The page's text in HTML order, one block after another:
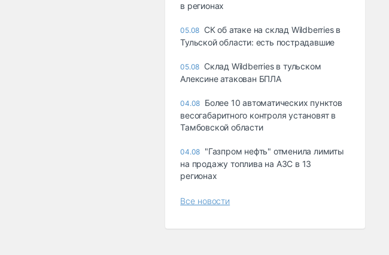
в регионах
05.08 СК об атаке на склад Wildberries в
Тульской области: есть пострадавшие
05.08 Склад Wildberries в тульском
Алексине атакован БПЛА
04.08 Более 10 автоматических пунктов
весогабаритного контроля установят в
Тамбовской области
04.08 "Газпром нефть" отменила лимиты
на продажу топлива на АЗС в 13
регионах
Все новости